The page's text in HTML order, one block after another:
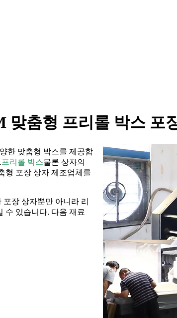
맞춤형 프리롤 박스 포
한 맞춤형 박스를 제공합
프리롤 박스물론 상자의
형 포장 상자 제조업체를
포장 상자뿐만 아니라 리
수 있습니다. 다음 재료